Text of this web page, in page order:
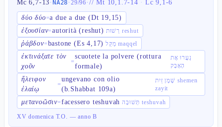
Mc 6,7-13·NA28·29/96· //Mt 10,1.7-14 · Lc 9,1-6
δύο δύο=a due a due (Dt 19,15)
ἐξουσίαν=autorità (reshut) רְשׁוּת reshut
ῥάβδον=bastone (Es 4,17) מַקֵּל maqqel
ἐκτινάξατε τὸν
χοῦν
=
scuotete la polvere (rottura
formale)
נַעֲרוּ אֶת
הָאָבָק
ἤλειφον
ἐλαίῳ
=
ungevano con olio
(b.Shabbat 109a)
שֶׁמֶן זַיִת shemen
zayit
μετανοῶσιν=facessero teshuvah תְּשׁוּבָה teshuvah
XV domenica T.O. — anno B